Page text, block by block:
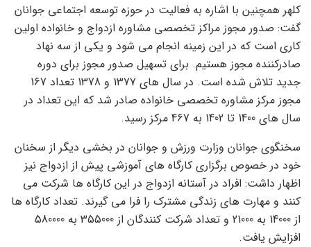
کلهر همچنین با اشاره به فعالیت در حوزه توسعه اجتماعی جوانان
گفت: صدور مجوز مراکز تخصصی مشاوره ازدواج و خانواده اولین
کاری است که در این زمینه انجام می شود و یکی از سه نهاد
صادرکننده مجوز هستیم. برای تسهیل صدور مجوز برای دوره
جدید تلاش شده است. در سال های 1377 و 1378 تعداد 167
مجوز مرکز مشاوره تخصصی خانواده صادر شد که این تعداد در
سال های 1400 تا 1402 به 467 مرکز رسید.
سخنگوی جوانان وزارت ورزش و جوانان در بخشی دیگر از سخنان
خود در خصوص برگزاری کارگاه های آموزشی پیش از ازدواج نیز
اظهار داشت: افراد در آستانه ازدواج در این کارگاه ها شرکت می
کنند و مهارت های زندگی مشترک را فرا می گیرند. تعداد کارگاه ها
از 14000 به 21000 و تعداد شرکت کنندگان از 355000 به 580000
افزایش یافت.